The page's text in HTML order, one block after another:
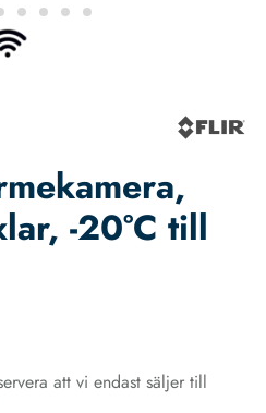
-20°C till
att vi endast säljer till